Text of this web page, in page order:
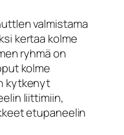
valmistama
kertaa kolme
ryhmä on
kolme
kytkenyt
liittimiin,
etupaneelin